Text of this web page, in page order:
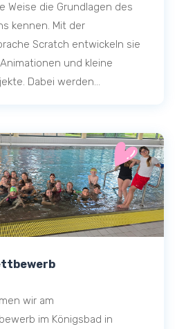
Weise die Grundlagen des
kennen. Mit der
Scratch entwickeln sie
und kleine
Dabei werden...
wir am
im Königsbad in